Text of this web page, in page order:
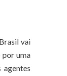
vai
por uma